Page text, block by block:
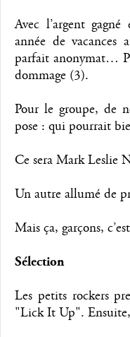
Avec l’argent
année de
parfait anonymat…
dommage (3).
Pour le groupe, de
pose : qui pourrait
Ce sera Mark Leslie
Un autre allumé de
Mais ça, garçons,
Sélection
Les petits rockers
"Lick It Up".